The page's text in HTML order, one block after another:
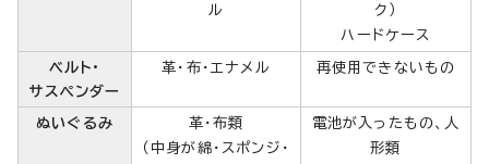
ル
ク）
ハードケース
ベルト・
サスペンダー
革・布・エナメル 再使用できないもの
ぬいぐるみ
革・布類
（中身が綿・スポンジ・
電池が入ったもの、人
形類